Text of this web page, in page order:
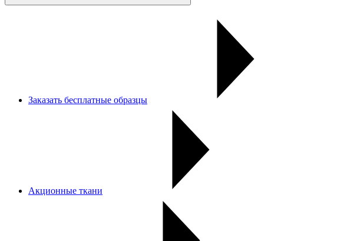
Заказать бесплатные образцы
Акционные ткани